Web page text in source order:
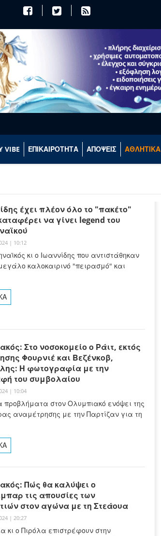
VIBE ΕΠΙΚΑΙΡΟΤΗΤΑ ΑΠΟΨΕΙΣ ΑΘΛΗΤΙΚΑ
έχει πλέον όλο το "πακέτο"
να γίνει legend του
| 10:12
κι ο Ιωαννίδης που αντιστάθηκαν
καλοκαιρινό "πειρασμό" και
Στο νοσοκομείο ο Ράιτ, εκτός
Φουρνιέ και Βεζένκοβ,
Η φωτογραφία με την
του συμβολαίου
| 10:04
στον Ολυμπιακό ενόψει της
αναμέτρησης με την Παρτίζαν για τη
Πώς θα καλύψει ο
τις απουσίες των
στον αγώνα με τη Στεάουα
| 20:27
κι ο Πιρόλα επιστρέφουν στην